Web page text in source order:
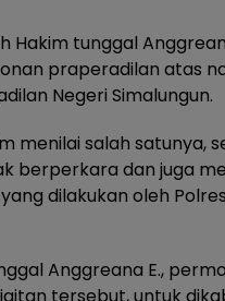
tunggal
praperadilan atas
Negeri Simalungun.
menilai salah satunya,
berperkara dan juga
dilakukan oleh
Anggreana E.,